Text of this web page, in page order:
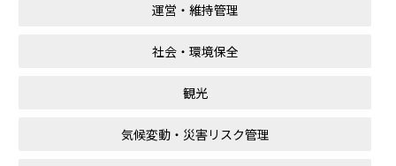
運営・維持管理
社会・環境保全
観光
気候変動・災害リスク管理